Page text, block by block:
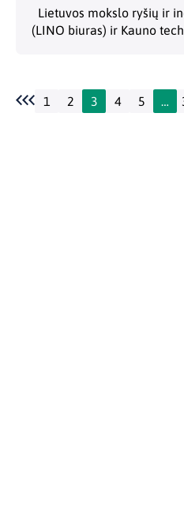
Lietuvos mokslo ryšių ir
(LINO biuras) ir Kauno
1
2 3 4 5 …